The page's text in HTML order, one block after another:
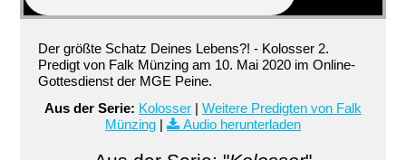
Der größte Schatz Deines Lebens?! - Kolosser 2.
Predigt von Falk Münzing am 10. Mai 2020 im Online-
Gottesdienst der MGE Peine.
Aus der Serie: Kolosser | Weitere Predigten von Falk
Münzing | Audio herunterladen